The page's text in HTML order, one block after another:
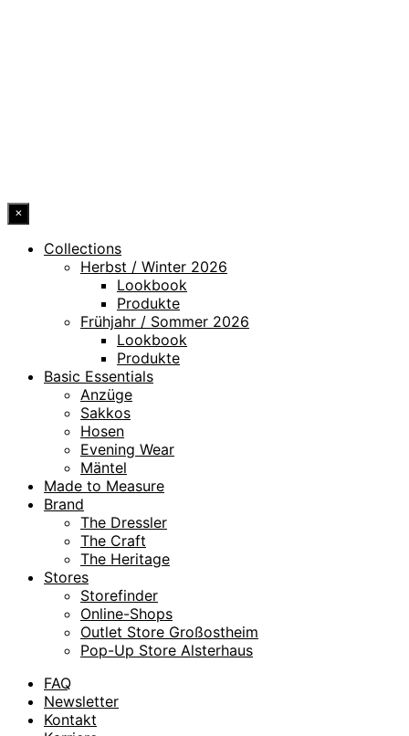
×
Collections
Herbst / Winter 2026
Lookbook
Produkte
Frühjahr / Sommer 2026
Lookbook
Produkte
Basic Essentials
Anzüge
Sakkos
Hosen
Evening Wear
Mäntel
Made to Measure
Brand
The Dressler
The Craft
The Heritage
Stores
Storefinder
Online-Shops
Outlet Store Großostheim
Pop-Up Store Alsterhaus
FAQ
Newsletter
Kontakt